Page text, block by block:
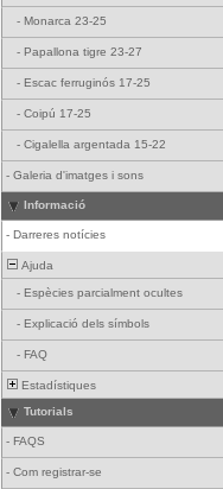
- Monarca 23-25
- Papallona tigre 23-27
- Escac ferruginós 17-25
- Coipú 17-25
- Cigalella argentada 15-22
- Galeria d'imatges i sons
Informació
- Darreres notícies
Ajuda
- Espècies parcialment ocultes
- Explicació dels símbols
- FAQ
Estadístiques
Tutorials
- FAQS
- Com registrar-se